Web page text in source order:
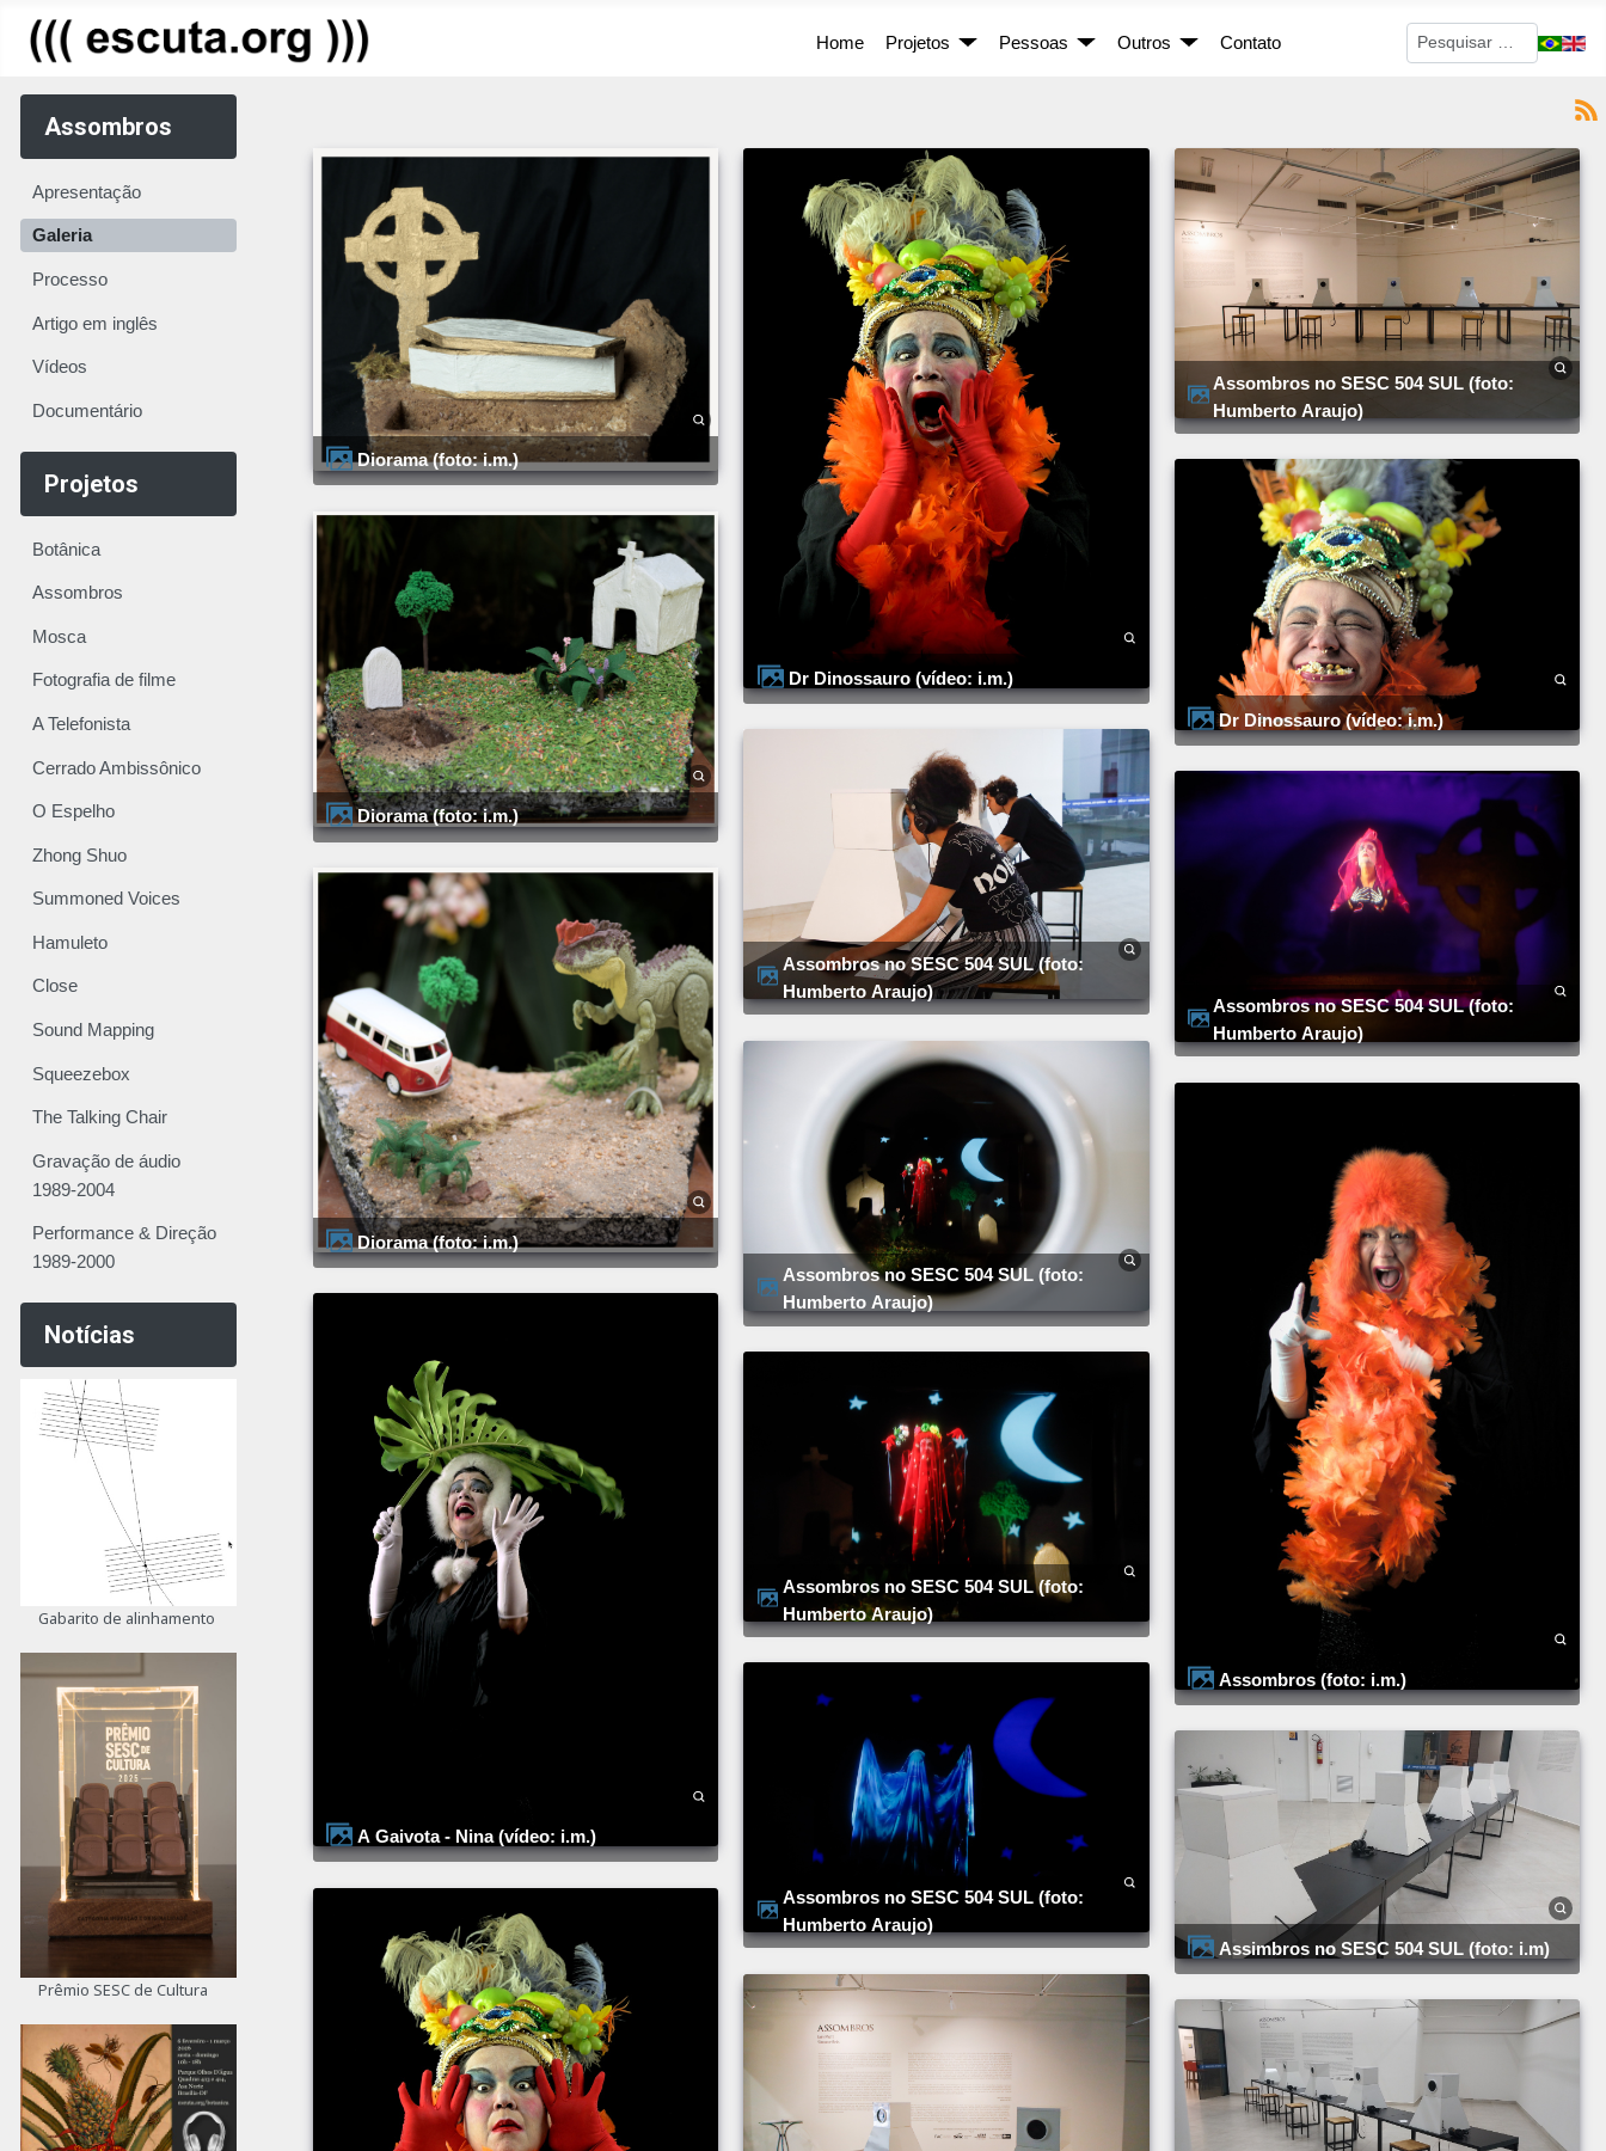
Home Projetos Pessoas Outros Contato
Assombros
Apresentação
Galeria
Processo
Artigo em inglês
Vídeos
Documentário
Projetos
Botânica
Assombros
Mosca
Fotografia de filme
A Telefonista
Cerrado Ambissônico
O Espelho
Zhong Shuo
Summoned Voices
Hamuleto
Close
Sound Mapping
Squeezebox
The Talking Chair
Gravação de áudio
1989-2004
Performance & Direção
1989-2000
Notícias
Gabarito de alinhamento
Prêmio SESC de Cultura
Diorama (foto: i.m.)
Diorama (foto: i.m.)
Diorama (foto: i.m.)
A Gaivota - Nina (vídeo: i.m.)
Dr Dinossauro (vídeo: i.m.)
Assombros no SESC 504 SUL (foto:
Humberto Araujo)
Assombros no SESC 504 SUL (foto:
Humberto Araujo)
Assombros no SESC 504 SUL (foto:
Humberto Araujo)
Assombros no SESC 504 SUL (foto:
Humberto Araujo)
Assombros no SESC 504 SUL (foto:
Humberto Araujo)
Dr Dinossauro (vídeo: i.m.)
Assombros no SESC 504 SUL (foto:
Humberto Araujo)
Assombros (foto: i.m.)
Assimbros no SESC 504 SUL (foto: i.m)